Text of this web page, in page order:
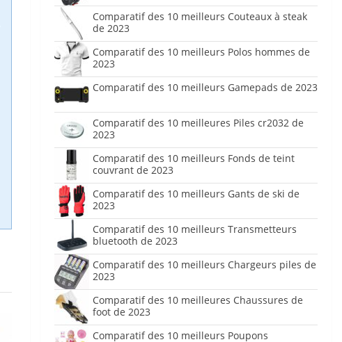
Comparatif des 10 meilleurs Couteaux à steak
de 2023
Comparatif des 10 meilleurs Polos hommes de
2023
Comparatif des 10 meilleurs Gamepads de 2023
Comparatif des 10 meilleures Piles cr2032 de
2023
Comparatif des 10 meilleurs Fonds de teint
couvrant de 2023
Comparatif des 10 meilleurs Gants de ski de
2023
Comparatif des 10 meilleurs Transmetteurs
bluetooth de 2023
Comparatif des 10 meilleurs Chargeurs piles de
2023
Comparatif des 10 meilleures Chaussures de
foot de 2023
Comparatif des 10 meilleurs Poupons